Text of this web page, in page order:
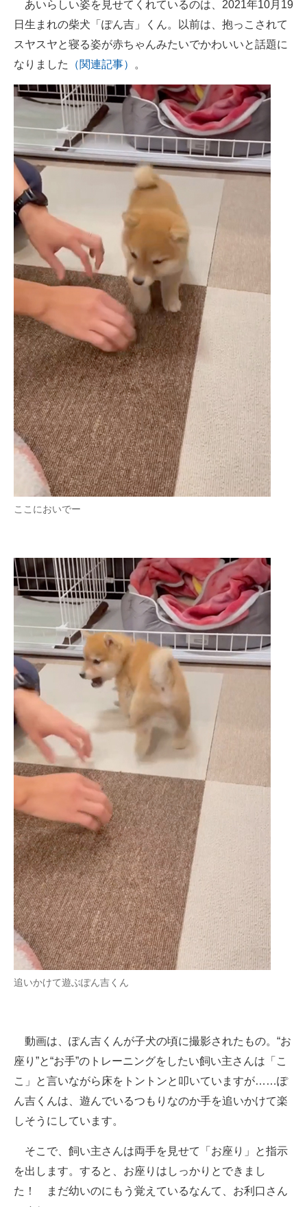
IT製品の技術・比較・事例
製造業のIT導入・活用を支援
エレクトロニクス専門サイト
電子設計の基本と応用
エネルギーの専門メディア
建設×テクノロジーの最前線
ちょっと気になるネットの話題
あいらしい姿を見せてくれているのは、2021年10月19
日生まれの柴犬「ぽん吉」くん。以前は、抱っこされて
スヤスヤと寝る姿が赤ちゃんみたいでかわいいと話題に
なりました
（関連記事） 。
ここにおいでー
追いかけて遊ぶぽん吉くん
動画は、ぽん吉くんが子犬の頃に撮影されたもの。“お
座り”と“お手”のトレーニングをしたい飼い主さんは「こ
こ」と言いながら床をトントンと叩いていますが……ぽ
ん吉くんは、遊んでいるつもりなのか手を追いかけて楽
しそうにしています。
そこで、飼い主さんは両手を見せて「お座り」と指示
を出します。すると、お座りはしっかりとできまし
た！ まだ幼いのにもう覚えているなんて、お利口さん